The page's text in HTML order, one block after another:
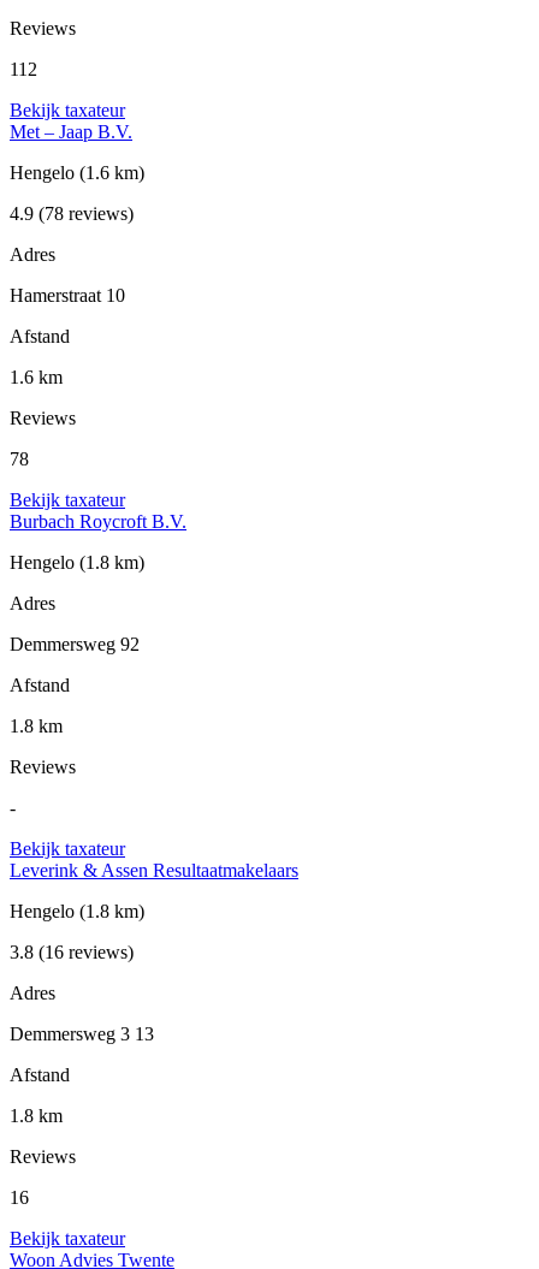
Reviews
112
Bekijk taxateur
Met – Jaap B.V.
Hengelo (1.6 km)
4.9 (78 reviews)
Adres
Hamerstraat 10
Afstand
1.6 km
Reviews
78
Bekijk taxateur
Burbach Roycroft B.V.
Hengelo (1.8 km)
Adres
Demmersweg 92
Afstand
1.8 km
Reviews
-
Bekijk taxateur
Leverink & Assen Resultaatmakelaars
Hengelo (1.8 km)
3.8 (16 reviews)
Adres
Demmersweg 3 13
Afstand
1.8 km
Reviews
16
Bekijk taxateur
Woon Advies Twente